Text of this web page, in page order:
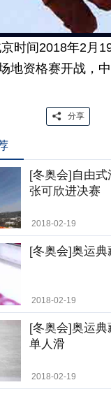
时间2018年2月
地资格赛开战，
分享
[冬奥会]自由
张可欣进决赛
2018-02-19
[冬奥会]奥运
2018-02-19
[冬奥会]奥运
单人滑
2018-02-19